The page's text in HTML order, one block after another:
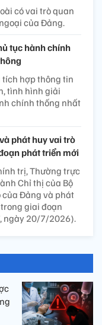
có vai trò quan
của Đảng.
tục hành chính
tích hợp thông tin
tình hình giải
chính thống nhất
phát huy vai trò
phát triển mới
trị, Thường trực
Chỉ thị của Bộ
của Đảng và phát
giai đoạn
ngày 20/7/2026).